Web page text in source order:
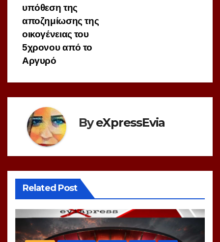
υπόθεση της
αποζημίωσης της
οικογένειας του
5χρονου από το
Αργυρό
ByeXpressEvia
Related Post